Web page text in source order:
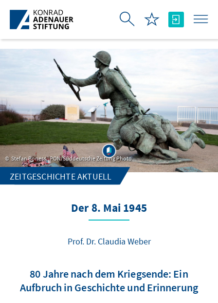
Skip to Main Content
Stefan Boness/IPON/Süddeutsche Zeitung Photo
ZEITGESCHICHTE AKTUELL
Der 8. Mai 1945
Prof. Dr. Claudia Weber
80 Jahre nach dem Kriegsende: Ein
Aufbruch in Geschichte und Erinnerung